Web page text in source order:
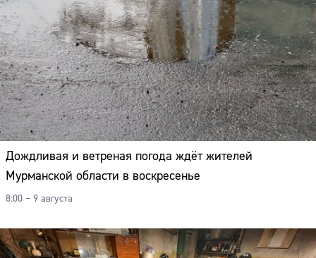
Дождливая и ветреная погода ждёт жителей
Мурманской области в воскресенье
8:00 – 9 августа